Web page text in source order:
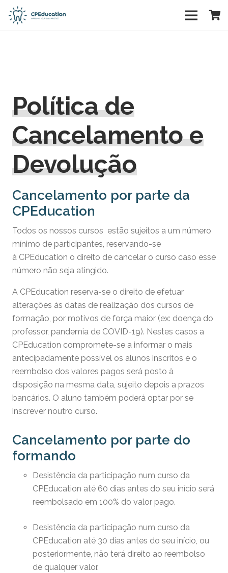
Política de
Cancelamento e
Devolução
Cancelamento por parte da
CPEducation
Todos os nossos cursos estão sujeitos a um número
mínimo de participantes, reservando-se
à CPEducation o direito de cancelar o curso caso esse
número não seja atingido.
A CPEducation reserva-se o direito de efetuar
alterações às datas de realização dos cursos de
formação, por motivos de força maior (ex: doença do
professor, pandemia de COVID-19). Nestes casos a
CPEducation compromete-se a informar o mais
antecipadamente possível os alunos inscritos e o
reembolso dos valores pagos será posto à
disposição na mesma data, sujeito depois a prazos
bancários. O aluno também poderá optar por se
inscrever noutro curso.
Cancelamento por parte do
formando
Desistência da participação num curso da
CPEducation até 60 dias antes do seu início será
reembolsado em 100% do valor pago.
Desistência da participação num curso da
CPEducation até 30 dias antes do seu início, ou
posteriormente, não terá direito ao reembolso
de qualquer valor.